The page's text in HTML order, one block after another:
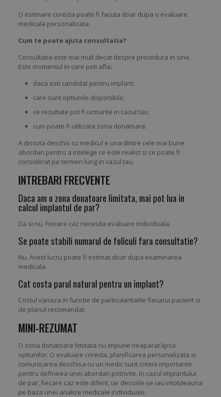
O estimare corecta poate fi facuta doar dupa o evaluare
medicala personalizata.
Cum te poate ajuta consultatia?
Consultatia este mai mult decat despre procedura in sine.
Este momentul in care poti afla:
daca esti candidat pentru implant;
care sunt optiunile disponibile;
ce rezultate pot fi urmarite in cazul tau;
cum poate fi utilizata zona donatoare.
A discuta deschis cu medicul e una dintre cele mai bune
abordari pentru a intelege ce este realist si ce poate fi
considerat pe termen lung in cazul tau.
INTREBARI FRECVENTE
Daca am o zona donatoare limitata, mai pot lua in
calcul implantul de par?
Da si nu. Fiecare caz necesita evaluare individuala.
Se poate stabili numarul de foliculi fara consultatie?
Nu. Acest lucru poate fi estimat doar dupa examinarea
medicala.
Cat costa parul natural pentru un implant?
Costul variaza in functie de particularitatile fiecarui pacient si
de planul recomandat.
MINI-REZUMAT
O zona donatoare limitata nu impune neaparat lipsa
optiunilor. O evaluare corecta, planificarea personalizata si
comunicarea deschisa cu un medic sunt criterii importante
pentru definirea unei abordari potrivite. In cazul implantului
de par, fiecare caz este diferit, iar deciziile se iau intotdeauna
pe baza unei analize medicale individuale.